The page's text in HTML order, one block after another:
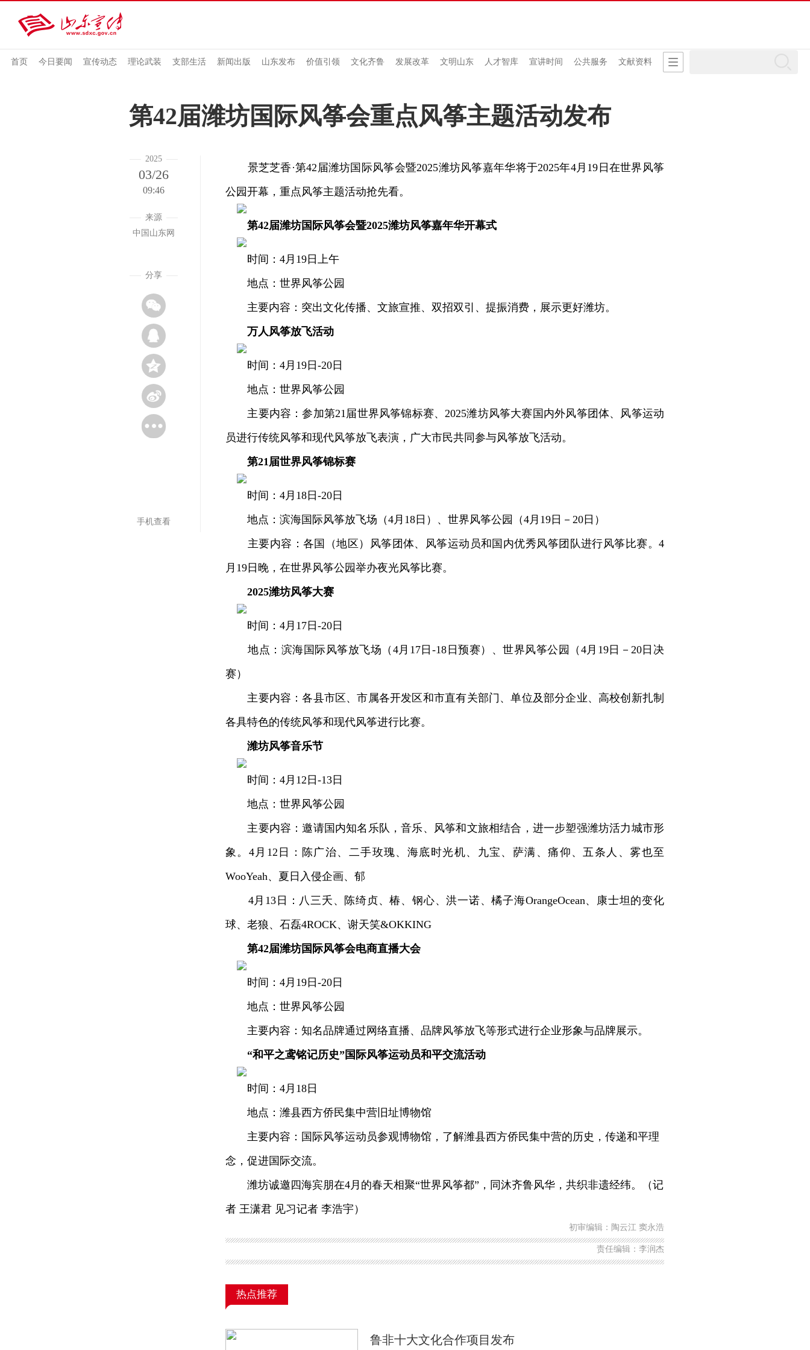
首页 今日要闻 宣传动态 理论武装 支部生活 新闻出版 山东发布 价值引领 文化齐鲁 发展改革 文明山东 人才智库 宣讲时间 公共服务 文献资料
第42届潍坊国际风筝会重点风筝主题活动发布
2025
03/26
09:46
来源
中国山东网
分享
手机查看
景芝芝香·第42届潍坊国际风筝会暨2025潍坊风筝嘉年华将于2025年4月19日在世界风筝
公园开幕，重点风筝主题活动抢先看。
第42届潍坊国际风筝会暨2025潍坊风筝嘉年华开幕式
时间：4月19日上午
地点：世界风筝公园
主要内容：突出文化传播、文旅宣推、双招双引、提振消费，展示更好潍坊。
万人风筝放飞活动
时间：4月19日-20日
地点：世界风筝公园
主要内容：参加第21届世界风筝锦标赛、2025潍坊风筝大赛国内外风筝团体、风筝运动
员进行传统风筝和现代风筝放飞表演，广大市民共同参与风筝放飞活动。
第21届世界风筝锦标赛
时间：4月18日-20日
地点：滨海国际风筝放飞场（4月18日）、世界风筝公园（4月19日－20日）
主要内容：各国（地区）风筝团体、风筝运动员和国内优秀风筝团队进行风筝比赛。4
月19日晚，在世界风筝公园举办夜光风筝比赛。
2025潍坊风筝大赛
时间：4月17日-20日
地点：滨海国际风筝放飞场（4月17日-18日预赛）、世界风筝公园（4月19日－20日决
赛）
主要内容：各县市区、市属各开发区和市直有关部门、单位及部分企业、高校创新扎制
各具特色的传统风筝和现代风筝进行比赛。
潍坊风筝音乐节
时间：4月12日-13日
地点：世界风筝公园
主要内容：邀请国内知名乐队，音乐、风筝和文旅相结合，进一步塑强潍坊活力城市形
象。4月12日：陈广治、二手玫瑰、海底时光机、九宝、萨满、痛仰、五条人、雾也至
WooYeah、夏日入侵企画、郁
4月13日：八三夭、陈绮贞、椿、钢心、洪一诺、橘子海OrangeOcean、康士坦的变化
球、老狼、石磊4ROCK、谢天笑&OKKING
第42届潍坊国际风筝会电商直播大会
时间：4月19日-20日
地点：世界风筝公园
主要内容：知名品牌通过网络直播、品牌风筝放飞等形式进行企业形象与品牌展示。
“和平之鸢铭记历史”国际风筝运动员和平交流活动
时间：4月18日
地点：潍县西方侨民集中营旧址博物馆
主要内容：国际风筝运动员参观博物馆，了解潍县西方侨民集中营的历史，传递和平理
念，促进国际交流。
潍坊诚邀四海宾朋在4月的春天相聚“世界风筝都”，同沐齐鲁风华，共织非遗经纬。（记
者 王潇君 见习记者 李浩宇）
初审编辑：陶云江 窦永浩
责任编辑：李润杰
热点推荐
鲁非十大文化合作项目发布